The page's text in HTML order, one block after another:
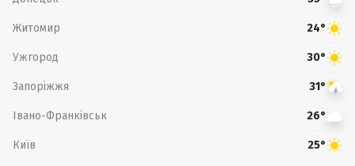
Житомир 24°
Ужгород 30°
Запоріжжя 31°
Івано-Франківськ 26°
Київ 25°